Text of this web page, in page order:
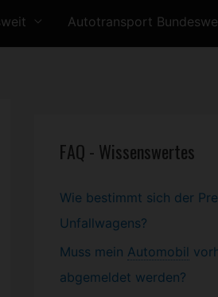
Autotransport
FAQ - Wissenswertes
Wie bestimmt sich der
Unfallwagens?
Muss mein Automobil
abgemeldet werden?